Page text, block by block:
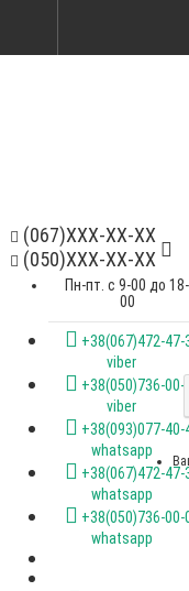
(067)XXX-XX-XX
(050)XXX-XX-XX
Пн-пт. с 9-00 до 18-
00
+38(067)472-47-
viber
+38(050)736-00-
viber
+38(093)077-40-
whatsapp
+38(067)472-47-
whatsapp
+38(050)736-00-
whatsapp